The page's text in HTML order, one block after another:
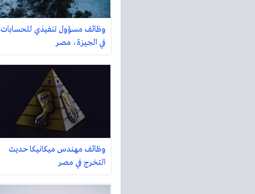
وظائف مسؤول تنفيذي للحسابات
في الجيزة، مصر
وظائف مهندس ميكانيكا حديث
التخرج في مصر